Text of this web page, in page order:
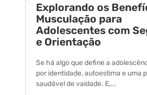
Explorando os
Musculação para
Adolescentes com
e Orientação
Se há algo que define a
por identidade, autoestima e uma
saudável de vaidade. E,...